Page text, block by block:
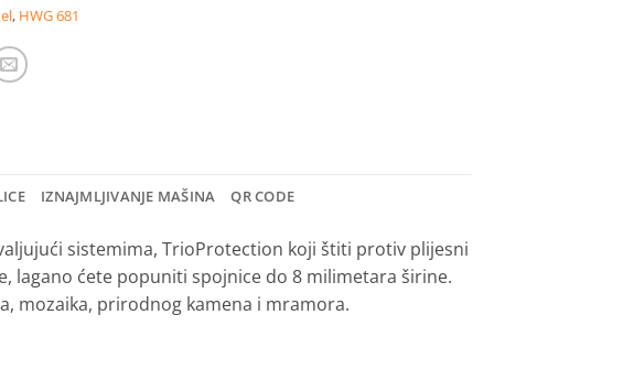
, HWG 681
IZNAJMLJIVANJE MAŠINA QR CODE
sistemima, TrioProtection koji štiti protiv plijesni
lagano ćete popuniti spojnice do 8 milimetara širine.
mozaika, prirodnog kamena i mramora.